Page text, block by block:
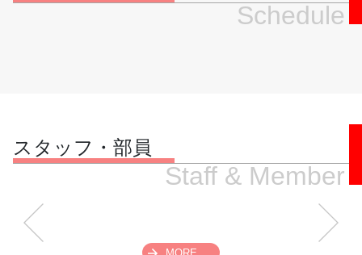
Schedule
スタッフ・部員
Staff & Member